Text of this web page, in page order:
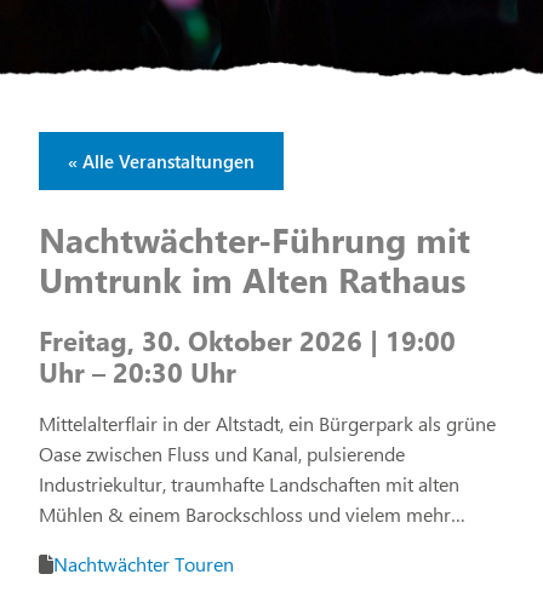
« Alle Veranstaltungen
Nachtwächter-Führung mit
Umtrunk im Alten Rathaus
Freitag, 30. Oktober 2026 | 19:00
Uhr – 20:30 Uhr
Mittelalterflair in der Altstadt, ein Bürgerpark als grüne
Oase zwischen Fluss und Kanal, pulsierende
Industriekultur, traumhafte Landschaften mit alten
Mühlen & einem Barockschloss und vielem mehr…
Nachtwächter Touren